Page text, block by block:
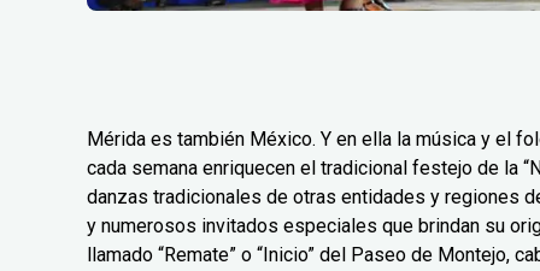
Mérida es también México. Y en ella la música y el
cada semana enriquecen el tradicional festejo de la
danzas tradicionales de otras entidades y regiones
y numerosos invitados especiales que brindan su
llamado “Remate” o “Inicio” del Paseo de Montejo,